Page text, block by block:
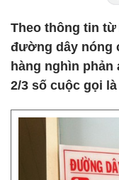
Theo thông tin từ
đường dây nóng
hàng nghìn
2/3 số cuộc gọi